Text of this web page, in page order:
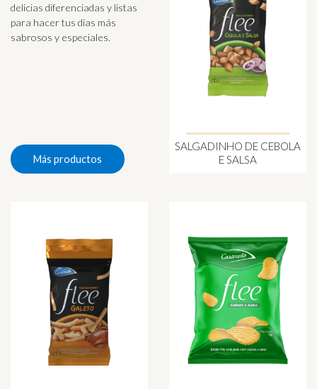
delicias diferenciadas y listas
para hacer tus días más
sabrosos y especiales.
Más productos
SALGADINHO DE CEBOLA
E SALSA